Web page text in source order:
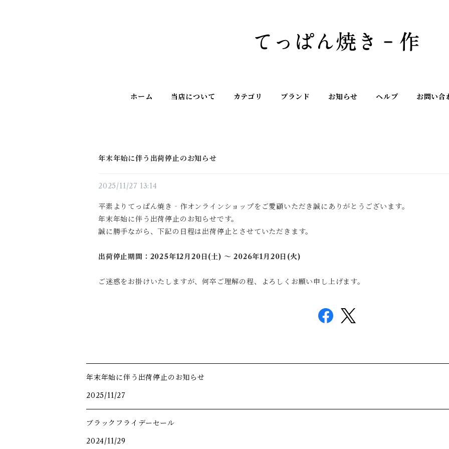
ホーム 当店について カテゴリ ブランド お知らせ ヘルプ お問い合
年末年始に伴う出荷停止のお知らせ
2025/11/27 13:14
平素よりてっぱん焼き‐作オンラインショップをご愛顧いただき誠にありがとうございます。
年末年始に伴う出荷停止のお知らせです。
誠に勝手ながら、下記の日程は出荷停止とさせていただきます。
出荷停止期間：2025年12月20日(土) 〜 2026年1月20日(火)
ご迷惑をお掛けいたしますが、何卒ご理解の程、よろしくお願い申し上げます。
年末年始に伴う出荷停止のお知らせ
2025/11/27
ブラックフライデーセール
2024/11/29